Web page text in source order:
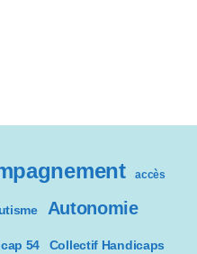
accès
Autonomie
54 Collectif Handicaps